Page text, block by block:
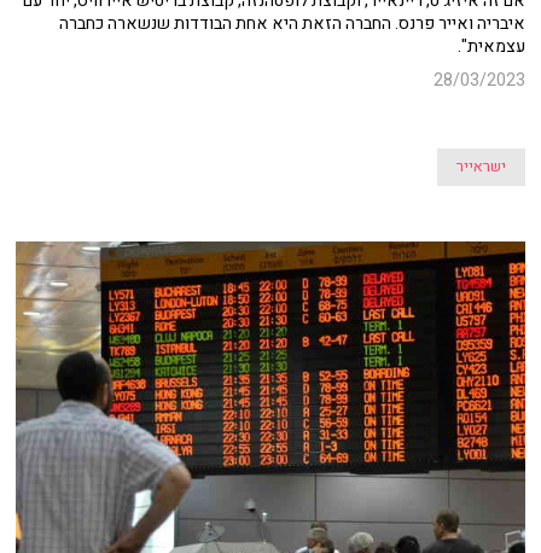
איבריה ואייר פרנס. החברה הזאת היא אחת הבודדות שנשארה כחברה
עצמאית".
28/03/2023
ישראייר